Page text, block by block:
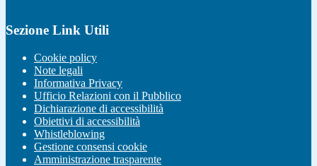
Sezione Link Utili
Cookie policy
Note legali
Informativa Privacy
Ufficio Relazioni con il Pubblico
Dichiarazione di accessibilità
Obiettivi di accessibilità
Whistleblowing
Gestione consensi cookie
Amministrazione trasparente